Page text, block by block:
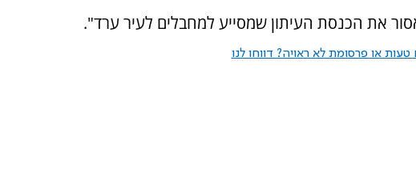
את הכנסת העיתון שמסייע למחבלים לעיר ערד".
או פרסומת לא ראויה? דווחו לנו